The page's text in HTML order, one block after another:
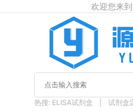
欢迎您来
热搜: ELISA试剂盒 试剂盒